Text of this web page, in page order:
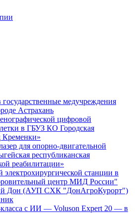
медучреждения
Астрахань
цифровой
в ГБУЗ КО Городская
Кременки»
для опорно-двигательной
республиканская
реабилитации»
электрохирургической станции в
центр МИД России"
Дон (АУП СХК "ДонАгроКурорт")
с ИИ — Voluson Expert 20 — в